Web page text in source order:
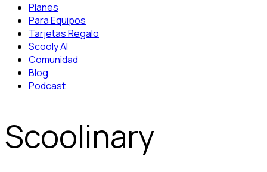
Planes
Para Equipos
Tarjetas Regalo
Scooly AI
Comunidad
Blog
Podcast
Scoolinary